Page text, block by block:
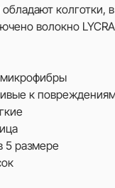
колготки, в
волокно
микрофибры
к
5 размере